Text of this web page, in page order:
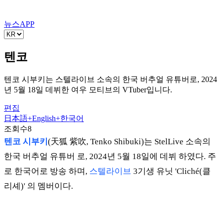
뉴스APP
텐코
텐코 시부키는 스텔라이브 소속의 한국 버추얼 유튜버로, 2024
년 5월 18일 데뷔한 여우 모티브의 VTuber입니다.
편집
日本語+English+한국어
조회수8
텐코 시부키 (天狐 紫吹, Tenko Shibuki)는 StelLive 소속의
한국 버추얼 유튜버 로, 2024년 5월 18일에 데뷔 하였다. 주
로 한국어로 방송 하며, 스텔라이브 3기생 유닛 'Cliché(클
리셰)' 의 멤버이다.